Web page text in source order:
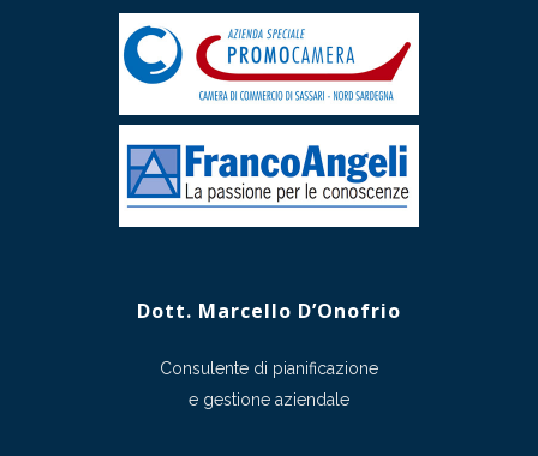
Dott. Marcello D’Onofrio
Consulente di pianificazione
e gestione aziendale